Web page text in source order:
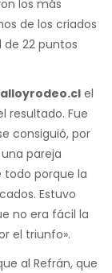
los más
de los criados
22 puntos
el
resultado. Fue
consiguió, por
pareja
todo porque la
Estuvo
no era fácil la
el triunfo».
al Refrán, que